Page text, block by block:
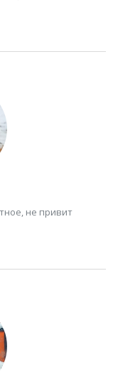
не привит